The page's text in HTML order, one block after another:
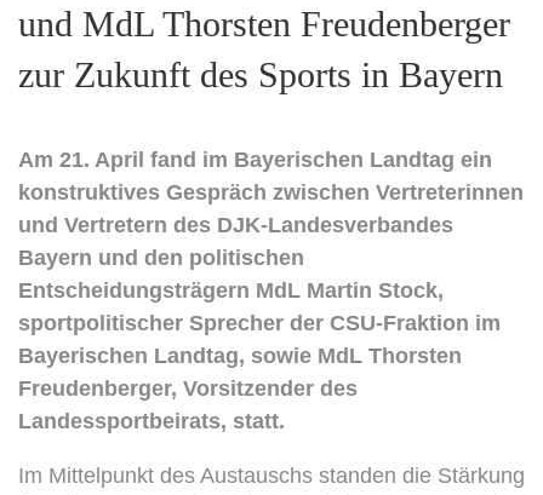
und MdL Thorsten Freudenberger
zur Zukunft des Sports in Bayern
Am 21. April fand im Bayerischen Landtag ein
konstruktives Gespräch zwischen Vertreterinnen
und Vertretern des DJK-Landesverbandes
Bayern und den politischen
Entscheidungsträgern MdL Martin Stock,
sportpolitischer Sprecher der CSU-Fraktion im
Bayerischen Landtag, sowie MdL Thorsten
Freudenberger, Vorsitzender des
Landessportbeirats, statt.
Im Mittelpunkt des Austauschs standen die Stärkung